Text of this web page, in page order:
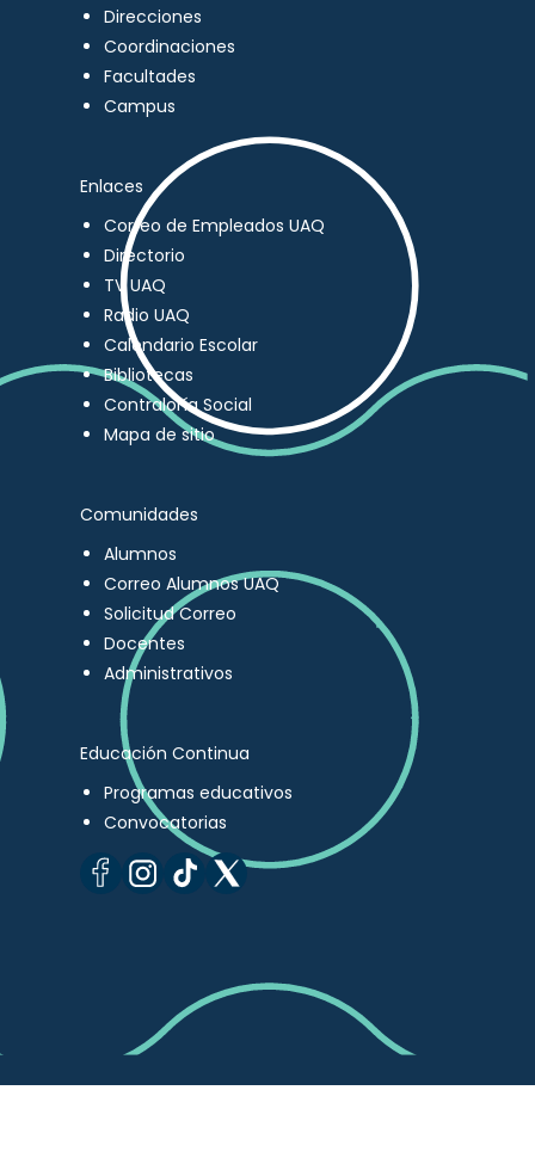
Direcciones
Coordinaciones
Facultades
Campus
Enlaces
Correo de Empleados UAQ
Directorio
TV UAQ
Radio UAQ
Calendario Escolar
Bibliotecas
Contraloría Social
Mapa de sitio
Comunidades
Alumnos
Correo Alumnos UAQ
Solicitud Correo
Docentes
Administrativos
Educación Continua
Programas educativos
Convocatorias